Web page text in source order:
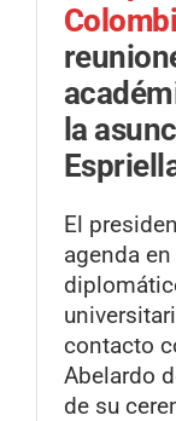
la
El
agenda
contacto
Abelardo
de su